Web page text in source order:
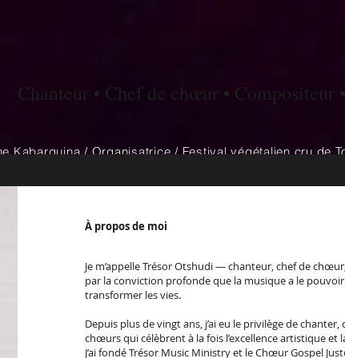
Kabarguina / Organisatrice / Festival végétalien cru de
À propos de moi
Je m’appelle Trésor Otshudi — chanteur, chef de
par la conviction profonde que la musique a le pouvoir
transformer les vies.
Depuis plus de vingt ans, j’ai eu le privilège de chanter,
chœurs qui célèbrent à la fois l’excellence artistique
J’ai fondé Trésor Music Ministry et le Chœur Gospel
Chanteur • Chef de chœur • Compositeur